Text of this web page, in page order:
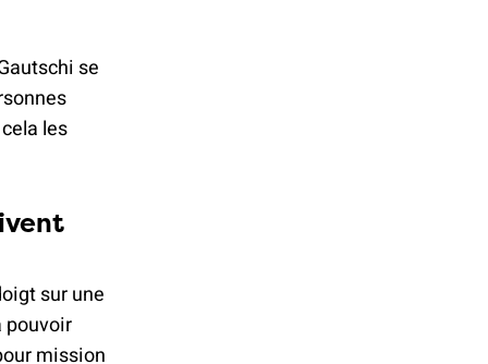
se
les
sur une
pouvoir
mission